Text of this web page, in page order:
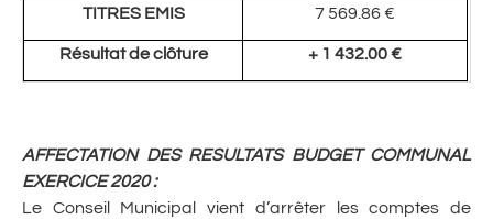
TITRES EMIS 7 569.86 €
Résultat de clôture + 1 432.00 €
AFFECTATION DES RESULTATS BUDGET COMMUNAL
EXERCICE 2020:
Le Conseil Municipal vient d’arrêter les comptes de